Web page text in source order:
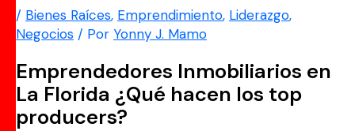
/ Bienes Raíces, Emprendimiento, Liderazgo,
Negocios / Por Yonny J. Mamo
Emprendedores Inmobiliarios en
La Florida ¿Qué hacen los top
producers?